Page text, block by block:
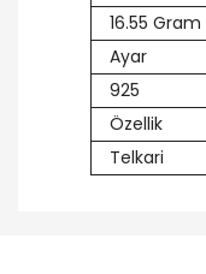
16.55 Gram
Ayar
925
Özellik
Telkari